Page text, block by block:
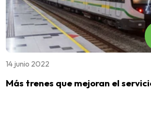
14 junio 2022
Más trenes que mejoran el